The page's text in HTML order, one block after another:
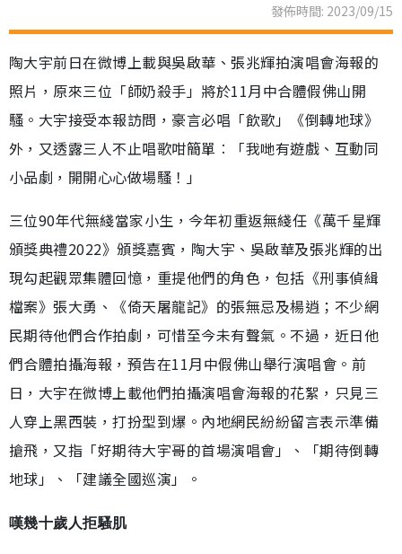
發佈時間: 2023/09/15
陶大宇前日在微博上載與吳啟華、張兆輝拍演唱會海報的
照片，原來三位「師奶殺手」將於11月中合體假佛山開
騷。大宇接受本報訪問，豪言必唱「飲歌」《倒轉地球》
外，又透露三人不止唱歌咁簡單︰「我哋有遊戲、互動同
小品劇，開開心心做場騷！」
三位90年代無綫當家小生，今年初重返無綫任《萬千星輝
頒獎典禮2022》頒獎嘉賓，陶大宇、吳啟華及張兆輝的出
現勾起觀眾集體回憶，重提他們的角色，包括《刑事偵緝
檔案》張大勇、《倚天屠龍記》的張無忌及楊逍；不少網
民期待他們合作拍劇，可惜至今未有聲氣。不過，近日他
們合體拍攝海報，預告在11月中假佛山舉行演唱會。前
日，大宇在微博上載他們拍攝演唱會海報的花絮，只見三
人穿上黑西裝，打扮型到爆。內地網民紛紛留言表示準備
搶飛，又指「好期待大宇哥的首場演唱會」、「期待倒轉
地球」、「建議全國巡演」。
嘆幾十歲人拒騷肌